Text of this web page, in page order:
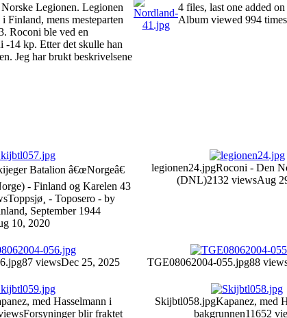
Legionen. Legionen
Finland, mens mesteparten
Roconi ble ved en
-14 kp. Etter det skulle han
Jeg har brukt beskrivelsene
4 files, last one added
Album viewed 994 times
Batalion â€œNorgeâ€
- Finland og Karelen 43
Toppsjø¸ - Toposero - by
September 1944
10, 2020
legionen24.jpgRoconi - Den
(DNL)2132 viewsAug
87 viewsDec 25, 2025 TGE08062004-055.jpg88
med Hasselmann i
Forsyninger blir fraktet
Skijbtl058.jpgKapanez, med
bakgrunnen11652